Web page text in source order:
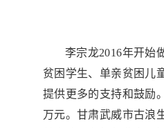
李宗龙2016年开始
贫困学生、单亲贫困儿
提供更多的支持和鼓励
万元。甘肃武威市古浪